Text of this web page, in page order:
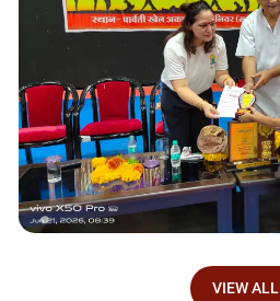
VIEW ALL